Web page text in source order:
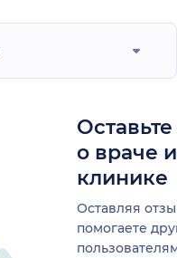
о враче
клинике
Оставляя
помогаете